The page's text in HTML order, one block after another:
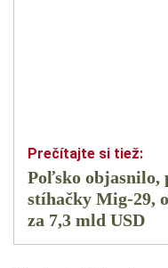
Poľsko objasnilo,
stíhačky Mig-29,
za 7,3 mld USD